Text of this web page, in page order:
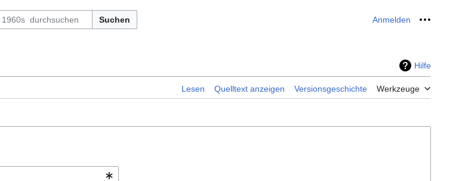
Suchen Anmelden Meine
Hilfe
Lesen Quelltext anzeigen Versionsgeschichte Werkzeuge